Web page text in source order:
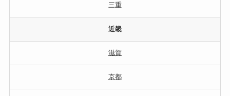
三重
近畿
滋賀
京都